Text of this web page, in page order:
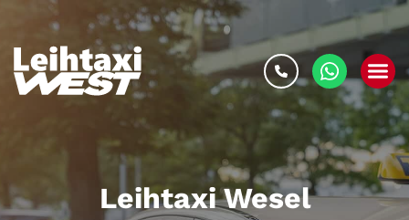
LeihtaxiWesel